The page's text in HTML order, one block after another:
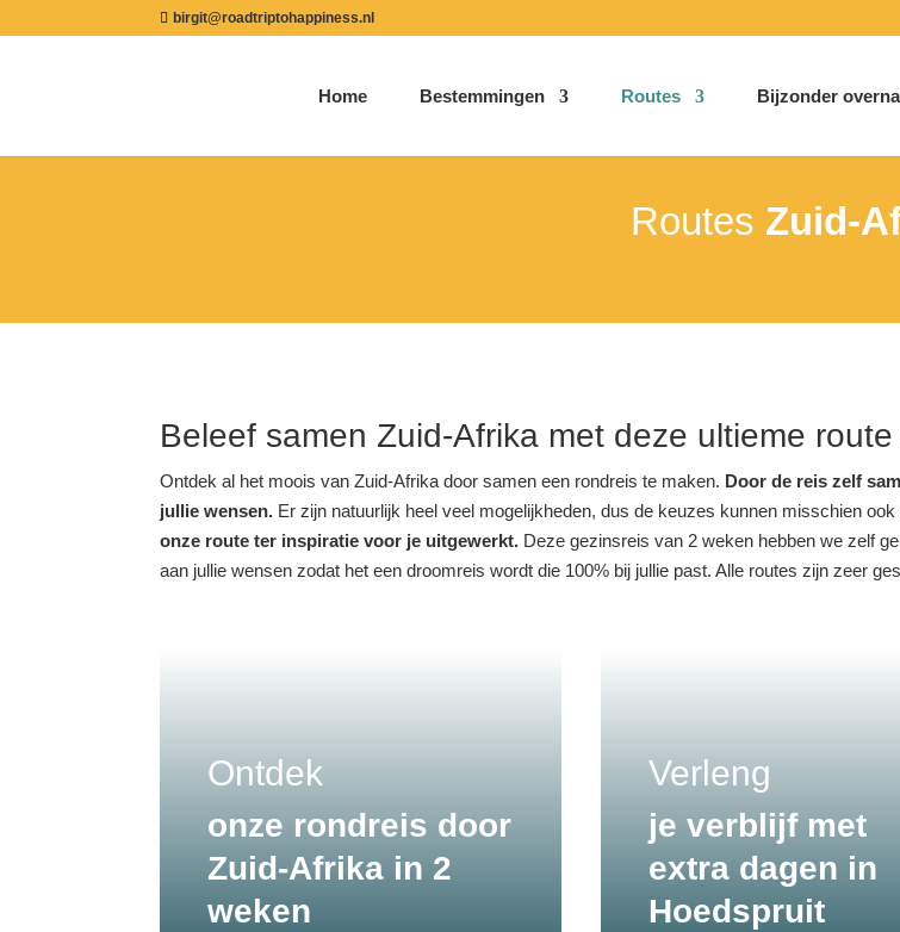
birgit@roadtriptohappiness.nl
Home Bestemmingen Routes Bijzonder
Routes Zuid-
Beleef samen Zuid-Afrika met deze ultieme
Ontdek al het moois van Zuid-Afrika door samen een rondreis te maken. Door de reis zelf
jullie wensen. Er zijn natuurlijk heel veel mogelijkheden, dus de keuzes kunnen misschien
onze route ter inspiratie voor je uitgewerkt. Deze gezinsreis van 2 weken hebben we zelf
aan jullie wensen zodat het een droomreis wordt die 100% bij jullie past. Alle routes zijn zeer
Ontdek
onze rondreis door
Zuid-Afrika in 2
weken
Verleng
je verblijf met
extra dagen in
Hoedspruit